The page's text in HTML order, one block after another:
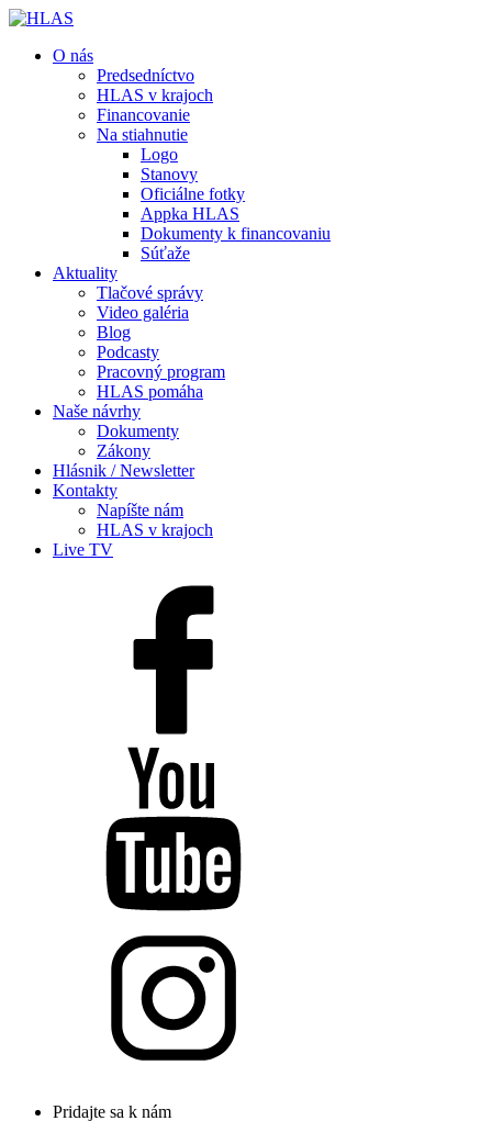
O nás
Predsedníctvo
HLAS v krajoch
Financovanie
Na stiahnutie
Logo
Stanovy
Oficiálne fotky
Appka HLAS
Dokumenty k financovaniu
Súťaže
Aktuality
Tlačové správy
Video galéria
Blog
Podcasty
Pracovný program
HLAS pomáha
Naše návrhy
Dokumenty
Zákony
Hlásnik / Newsletter
Kontakty
Napíšte nám
HLAS v krajoch
Live TV
Pridajte sa k nám